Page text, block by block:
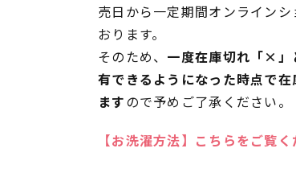
売日から一定期間オンライン
おります。
そのため、 一度在庫切れ「×」
有できるようになった時点で
ますので予めご了承ください。
【お洗濯方法】こちらをご覧く